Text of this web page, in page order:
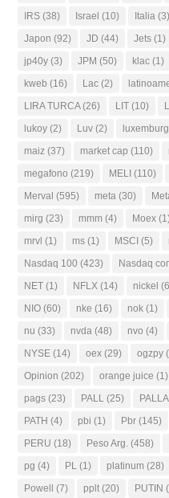
IRS (38) Israel (10) Italia (3)
Japon (92) JD (44) Jets (1)
jp40y (3) JPM (50) klac (1)
kweb (16) Lac (2)
LIRA TURCA(26) LIT (10)
lukoy (2) Luv (2)
maiz (37) market cap (110)
megafono (219) MELI (110)
Merval (595) meta (30)
mirg (23) mmm (4) Moex
mrvl (1) ms (1) MSCI (5)
Nasdaq 100 (423) Nasdaq
NET (1) NFLX (14) nickel
NIO (60) nke (16) nok (1)
nu (33) nvda (48) nvo (4)
NYSE (14) oex (29) ogzpy
Opinion (202) orange juice (1)
pags (23) PALL (25)
PATH (4) pbi (1) Pbr (145)
PERU (18) Peso Arg. (458)
pg (4) PL (1) platinum (28)
Powell (7) pplt (20) PUTIN